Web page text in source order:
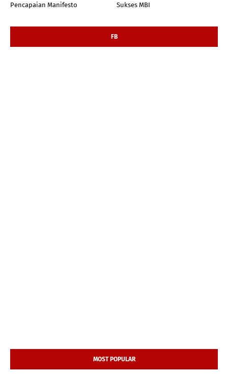
Pencapaian Manifesto Sukses MBI
FB
MOST POPULAR